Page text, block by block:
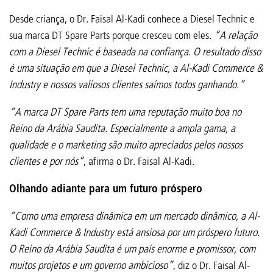
Desde criança, o Dr. Faisal Al-Kadi conhece a Diesel Technic e
sua marca DT Spare Parts porque cresceu com eles. “A relação
com a Diesel Technic é baseada na confiança. O resultado disso
é uma situação em que a Diesel Technic, a Al-Kadi Commerce &
Industry e nossos valiosos clientes saímos todos ganhando.”
“A marca DT Spare Parts tem uma reputação muito boa no
Reino da Arábia Saudita. Especialmente a ampla gama, a
qualidade e o marketing são muito apreciados pelos nossos
clientes e por nós”, afirma o Dr. Faisal Al-Kadi.
Olhando adiante para um futuro próspero
“Como uma empresa dinâmica em um mercado dinâmico, a Al-
Kadi Commerce & Industry está ansiosa por um próspero futuro.
O Reino da Arábia Saudita é um país enorme e promissor, com
muitos projetos e um governo ambicioso”, diz o Dr. Faisal Al-